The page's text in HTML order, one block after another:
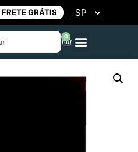
FRETE GRÁTIS
0